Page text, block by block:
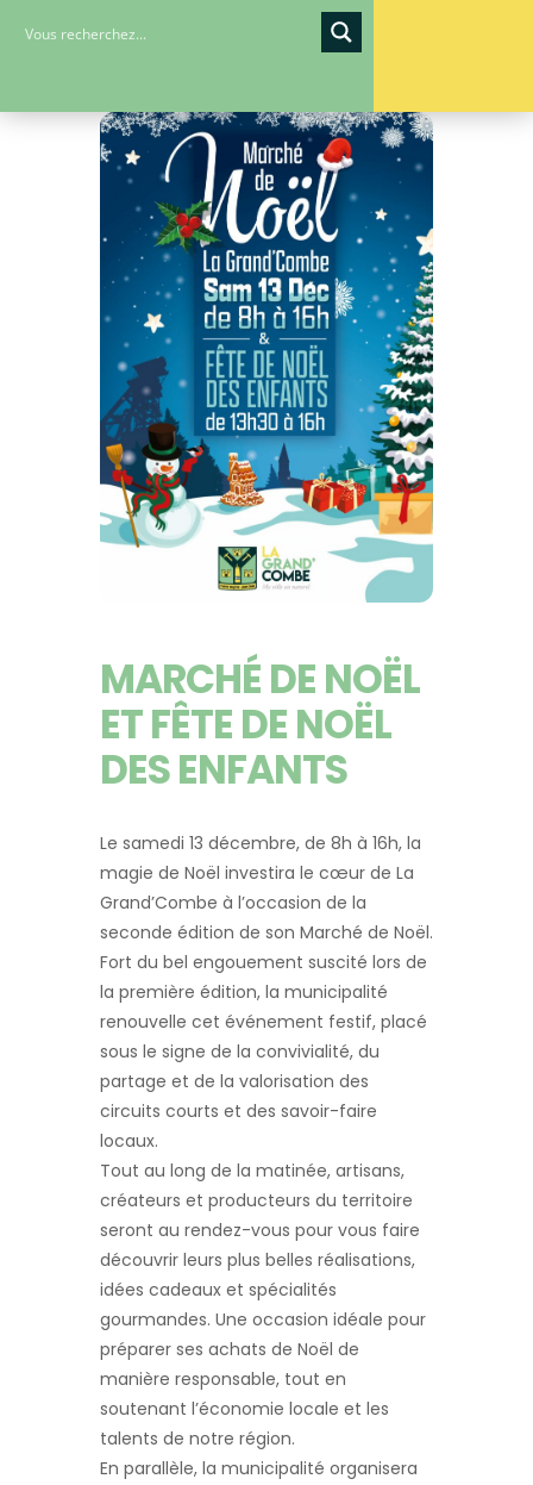
MARCHÉ DE NOËL
ET FÊTE DE NOËL
DES ENFANTS
Le samedi 13 décembre, de 8h à 16h, la
magie de Noël investira le cœur de La
Grand’Combe à l’occasion de la
seconde édition de son Marché de Noël.
Fort du bel engouement suscité lors de
la première édition, la municipalité
renouvelle cet événement festif, placé
sous le signe de la convivialité, du
partage et de la valorisation des
circuits courts et des savoir-faire
locaux.
Tout au long de la matinée, artisans,
créateurs et producteurs du territoire
seront au rendez-vous pour vous faire
découvrir leurs plus belles réalisations,
idées cadeaux et spécialités
gourmandes. Une occasion idéale pour
préparer ses achats de Noël de
manière responsable, tout en
soutenant l’économie locale et les
talents de notre région.
En parallèle, la municipalité organisera